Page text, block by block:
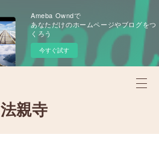
Ameba Owndで
あなただけのホームページやブログをつ
くろう
今すぐ試す
法親寺